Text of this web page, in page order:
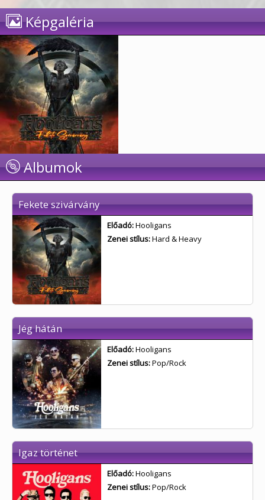
Képgaléria
Albumok
Fekete szivárvány
Előadó:Hooligans
Zenei stílus:Hard & Heavy
Jég hátán
Előadó:Hooligans
Zenei stílus:Pop/Rock
Igaz történet
Előadó:Hooligans
Zenei stílus:Pop/Rock